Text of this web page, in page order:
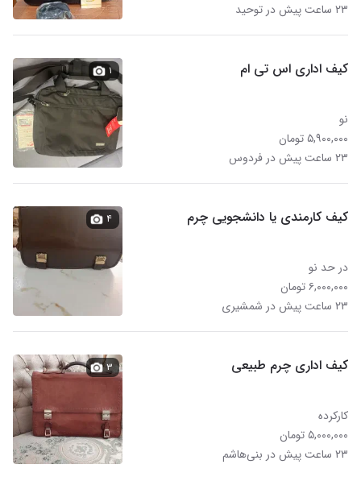
۲۳ ساعت پیش در توحید
کیف اداری اس تی ام
نو
۵,۹۰۰,۰۰۰ تومان
۲۳ ساعت پیش در فردوس
۱
کیف کارمندی یا دانشجویی چرم
در حد نو
۶,۰۰۰,۰۰۰ تومان
۲۳ ساعت پیش در شمشیری
۴
کیف اداری چرم طبیعی
کارکرده
۵,۰۰۰,۰۰۰ تومان
۲۳ ساعت پیش در بنی‌هاشم
۳